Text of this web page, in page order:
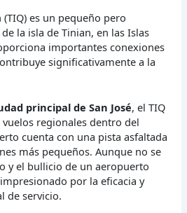
es un pequeño pero
la isla de Tinian, en las Islas
importantes conexiones
significativamente a la
principal de San José, el TIQ
regionales dentro del
cuenta con una pista asfaltada
más pequeños. Aunque no se
y el bullicio de un aeropuerto
por la eficacia y
de servicio.